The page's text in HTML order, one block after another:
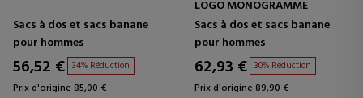
Sacs à dos et sacs banane
pour hommes
56,52 € 34% Réduction
Prix d'origine 85,00 €
LOGO MONOGRAMME
Sacs à dos et sacs banane
pour hommes
62,93 € 30% Réduction
Prix d'origine 89,90 €